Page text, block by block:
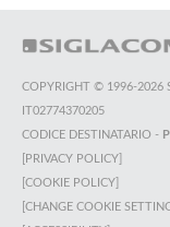
COPYRIGHT © 1996-2026
IT02774370205
CODICE DESTINATARIO -
[PRIVACY POLICY]
[COOKIE POLICY]
[CHANGE COOKIE